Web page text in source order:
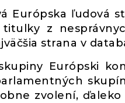
Európska ľudová
z
strana v
Európski
zvolení,